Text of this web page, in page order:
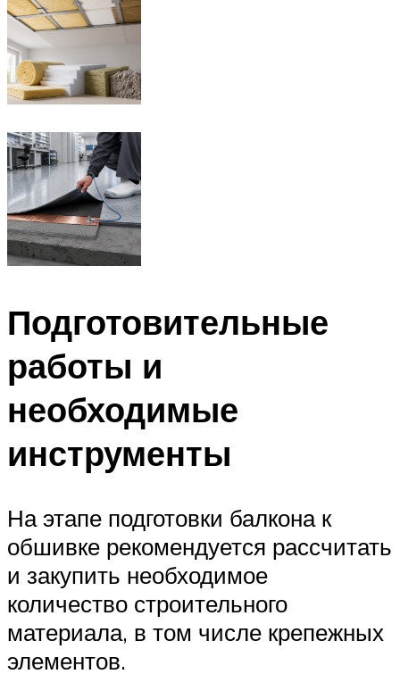
Подготовительные
работы и
необходимые
инструменты
На этапе подготовки балкона к
обшивке рекомендуется рассчитать
и закупить необходимое
количество строительного
материала, в том числе крепежных
элементов.